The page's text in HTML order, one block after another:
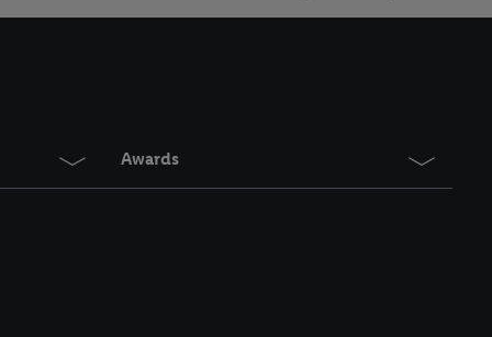
Awards
kunnen worden
vergelijkbare
in te